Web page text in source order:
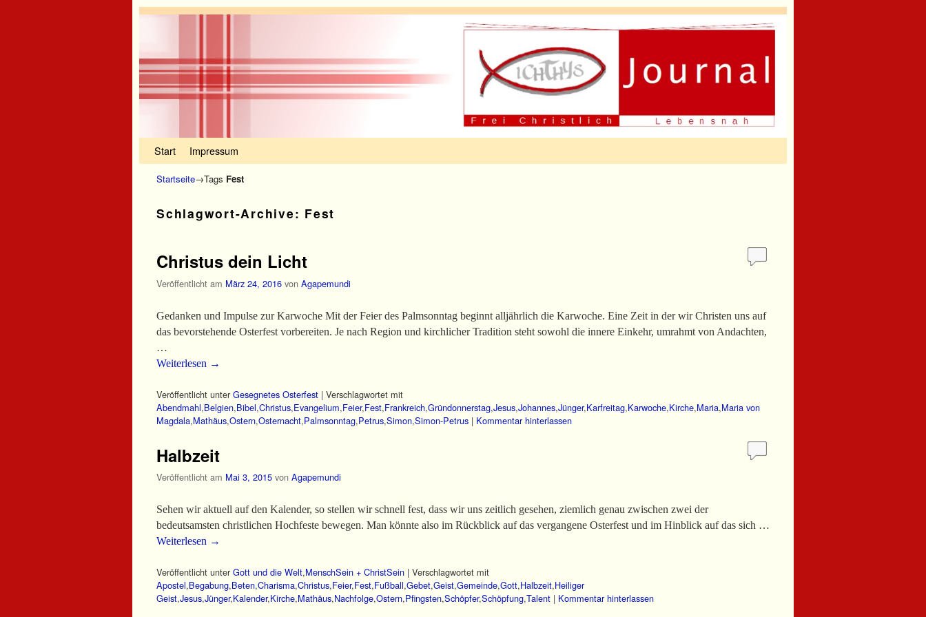
Start Impressum
Startseite→Tags Fest
Schlagwort-Archive: Fest
Christus dein Licht
Veröffentlicht am März 24, 2016 von Agapemundi
Gedanken und Impulse zur Karwoche Mit der Feier des Palmsonntag beginnt alljährlich die Karwoche. Eine Zeit in der wir Christen uns auf
das bevorstehende Osterfest vorbereiten. Je nach Region und kirchlicher Tradition steht sowohl die innere Einkehr, umrahmt von Andachten,
…
Weiterlesen →
Veröffentlicht unter Gesegnetes Osterfest | Verschlagwortet mit
Abendmahl,Belgien,Bibel,Christus,Evangelium,Feier,Fest,Frankreich,Gründonnerstag,Jesus,Johannes,Jünger,Karfreitag,Karwoche,Kirche,Maria,Maria von
Magdala,Mathäus,Ostern,Osternacht,Palmsonntag,Petrus,Simon,Simon-Petrus | Kommentar hinterlassen
Halbzeit
Veröffentlicht am Mai 3, 2015 von Agapemundi
Sehen wir aktuell auf den Kalender, so stellen wir schnell fest, dass wir uns zeitlich gesehen, ziemlich genau zwischen zwei der
bedeutsamsten christlichen Hochfeste bewegen. Man könnte also im Rückblick auf das vergangene Osterfest und im Hinblick auf das sich …
Weiterlesen →
Veröffentlicht unter Gott und die Welt,MenschSein + ChristSein | Verschlagwortet mit
Apostel,Begabung,Beten,Charisma,Christus,Feier,Fest,Fußball,Gebet,Geist,Gemeinde,Gott,Halbzeit,Heiliger
Geist,Jesus,Jünger,Kalender,Kirche,Mathäus,Nachfolge,Ostern,Pfingsten,Schöpfer,Schöpfung,Talent | Kommentar hinterlassen